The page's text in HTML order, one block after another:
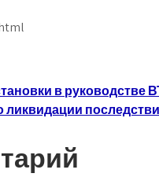
в руководстве